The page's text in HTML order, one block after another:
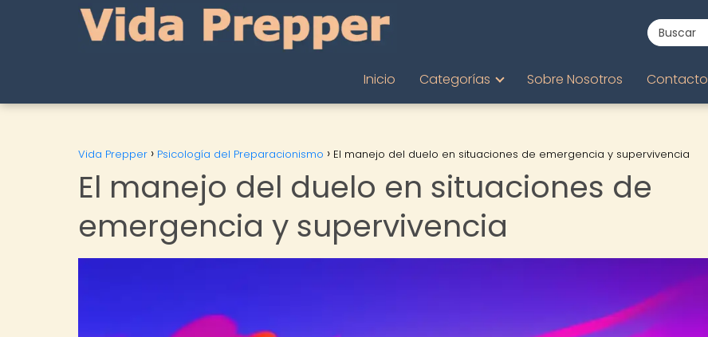
Inicio Categorías Sobre Nosotros Contacto
Vida Prepper Psicología del Preparacionismo El manejo del duelo en situaciones de emergencia y supervivencia
El manejo del duelo en situaciones de
emergencia y supervivencia